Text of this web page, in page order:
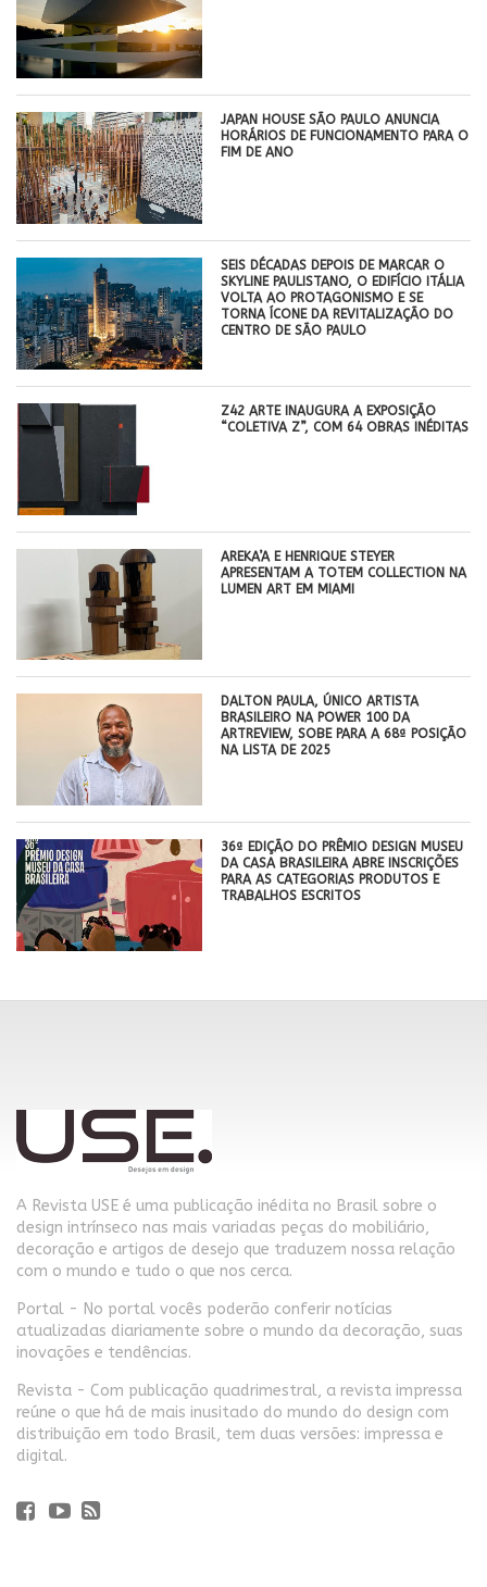
JAPAN HOUSE SÃO PAULO ANUNCIA
HORÁRIOS DE FUNCIONAMENTO PARA O
FIM DE ANO
SEIS DÉCADAS DEPOIS DE MARCAR O
SKYLINE PAULISTANO, O EDIFÍCIO ITÁLIA
VOLTA AO PROTAGONISMO E SE
TORNA ÍCONE DA REVITALIZAÇÃO DO
CENTRO DE SÃO PAULO
Z42 ARTE INAUGURA A EXPOSIÇÃO
“COLETIVA Z”, COM 64 OBRAS INÉDITAS
AREKA’A E HENRIQUE STEYER
APRESENTAM A TOTEM COLLECTION NA
LUMEN ART EM MIAMI
DALTON PAULA, ÚNICO ARTISTA
BRASILEIRO NA POWER 100 DA
ARTREVIEW, SOBE PARA A 68ª POSIÇÃO
NA LISTA DE 2025
36ª EDIÇÃO DO PRÊMIO DESIGN MUSEU
DA CASA BRASILEIRA ABRE INSCRIÇÕES
PARA AS CATEGORIAS PRODUTOS E
TRABALHOS ESCRITOS
A Revista USE é uma publicação inédita no Brasil sobre o
design intrínseco nas mais variadas peças do mobiliário,
decoração e artigos de desejo que traduzem nossa relação
com o mundo e tudo o que nos cerca.
Portal - No portal vocês poderão conferir notícias
atualizadas diariamente sobre o mundo da decoração, suas
inovações e tendências.
Revista - Com publicação quadrimestral, a revista impressa
reúne o que há de mais inusitado do mundo do design com
distribuição em todo Brasil, tem duas versões: impressa e
digital.